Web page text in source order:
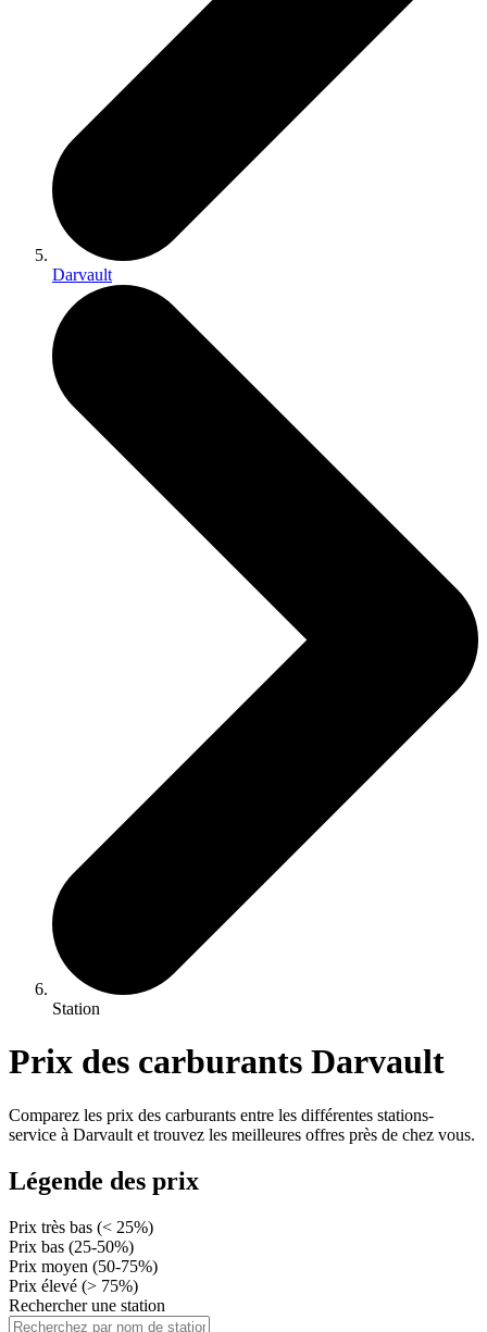
Darvault
Station
Prix des carburants Darvault
Comparez les prix des carburants entre les différentes stations-
service à Darvault et trouvez les meilleures offres près de chez vous.
Légende des prix
Prix très bas (< 25%)
Prix bas (25-50%)
Prix moyen (50-75%)
Prix élevé (> 75%)
Rechercher une station